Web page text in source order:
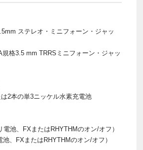
ステレオ・ミニフォーン・ジャッ
格3.5 mm TRRSミニフォーン・ジャッ
2本の単3ニッケル水素充電池
電池、FXまたはRHYTHMのオン/オフ）
、FXまたはRHYTHMのオン/オフ）